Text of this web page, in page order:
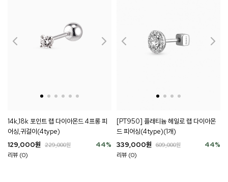
14k,18k 포인트 랩 다이아몬드 4프롱 피
어싱,귀걸이(4type)
44%
129,000원 229,000원
리뷰 (0)
[PT950] 플래티늄 헤일로 랩 다이아몬
드 피어싱(4type)(1개)
44%
339,000원 609,000원
리뷰 (0)